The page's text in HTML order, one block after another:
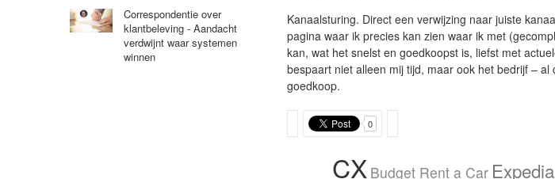
Kanaalsturing. Direct een verwijzing naar juiste
pagina waar ik precies kan zien waar ik met
kan, wat het snelst en goedkoopst is, liefst met
bespaart niet alleen mij tijd, maar ook het bedrijf – al
goedkoop.
0
CX Budget Rent a Car Expedia
Correspondentie over
klantbeleving - Aandacht
verdwijnt waar systemen
winnen